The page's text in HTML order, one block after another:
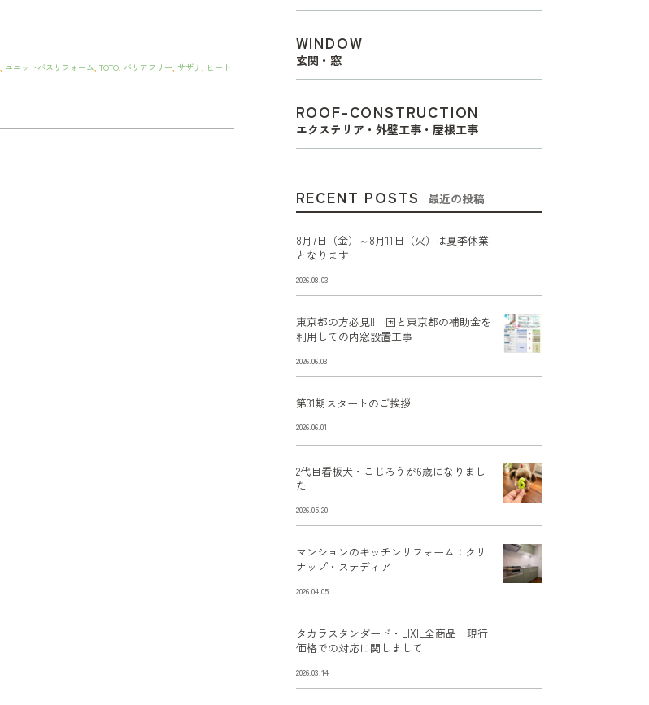
ユニットバスリフォーム TOTO バリアフリー サザナ ヒート
WINDOW
玄関・窓
ROOF-CONSTRUCTION
エクステリア・外壁工事・屋根工事
RECENT POSTS 最近の投稿
8月7日（金）～8月11日（火）は夏季休業
となります
2026.08.03
東京都の方必見!! 国と東京都の補助金を
利用しての内窓設置工事
2026.06.03
第31期スタートのご挨拶
2026.06.01
2代目看板犬・こじろうが6歳になりまし
た
2026.05.20
マンションのキッチンリフォーム：クリ
ナップ・ステディア
2026.04.05
タカラスタンダード・LIXIL全商品 現行
価格での対応に関しまして
2026.03.14